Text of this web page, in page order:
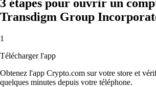
3 étapes pour ouvrir un
Transdigm Group
1
Télécharger l'app
Obtenez l'app Crypto.com sur votre store et
quelques minutes depuis votre téléphone.